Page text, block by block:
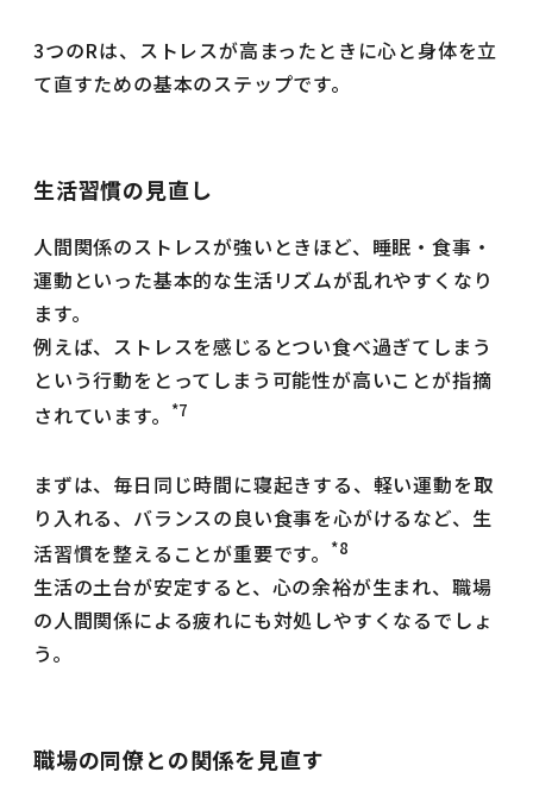
3つのRは、ストレスが高まったときに心と身体を立
て直すための基本のステップです。
生活習慣の見直し
人間関係のストレスが強いときほど、睡眠・食事・
運動といった基本的な生活リズムが乱れやすくなり
ます。
例えば、ストレスを感じるとつい食べ過ぎてしまう
という行動をとってしまう可能性が高いことが指摘
されています。
*7
まずは、毎日同じ時間に寝起きする、軽い運動を取
り入れる、バランスの良い食事を心がけるなど、生
活習慣を整えることが重要です。
*8
生活の土台が安定すると、心の余裕が生まれ、職場
の人間関係による疲れにも対処しやすくなるでしょ
う。
職場の同僚との関係を見直す